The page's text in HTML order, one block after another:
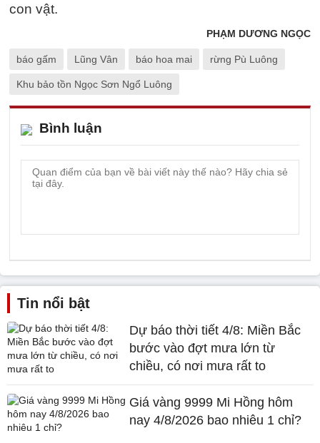
con vật.
PHẠM DƯƠNG NGỌC
báo gấm Lũng Vân báo hoa mai rừng Pù Luông
Khu bảo tồn Ngọc Sơn Ngổ Luông
Bình luận
Tin nổi bật
Dự báo thời tiết 4/8: Miền Bắc
bước vào đợt mưa lớn từ
chiều, có nơi mưa rất to
Giá vàng 9999 Mi Hồng hôm
nay 4/8/2026 bao nhiêu 1 chỉ?